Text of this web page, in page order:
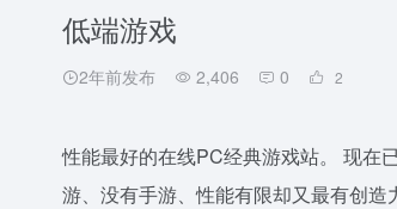
低端游戏
2年前发布 2,406 0 2
性能最好的在线PC经典游戏站。 现在
游、没有手游、性能有限却又最有创造